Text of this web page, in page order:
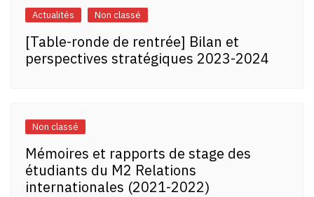
Actualités Non classé
[Table-ronde de rentrée] Bilan et
perspectives stratégiques 2023-2024
Non classé
Mémoires et rapports de stage des
étudiants du M2 Relations
internationales (2021-2022)